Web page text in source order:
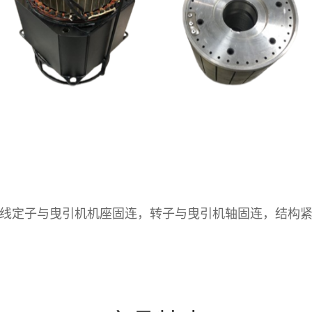
定子与曳引机机座固连，转子与曳引机轴固连，结构